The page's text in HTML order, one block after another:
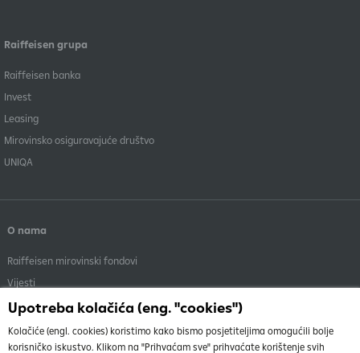
Upotreba kolačića (eng. "cookies")
Kolačiće (engl. cookies) koristimo kako bismo posjetiteljima omogućili bolje
korisničko iskustvo. Klikom na "Prihvaćam sve" prihvaćate korištenje svih
Raiffeisen grupa
Raiffeisen banka
Invest
Leasing
Mirovinsko osiguravajuće društvo
UNIQA
O nama
Raiffeisen mirovinski fondovi
Vijesti
Menadžment
Dokumenti i objave